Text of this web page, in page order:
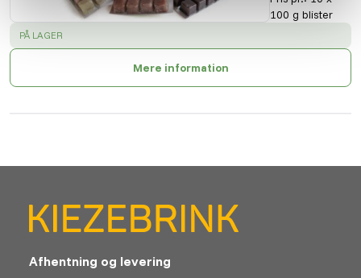
100 g blister
SUCCESS
PÅ LAGER
Mere information
Afhentning og levering